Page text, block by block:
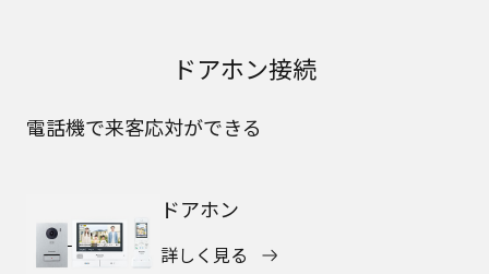
ドアホン接続
電話機で来客応対ができる
ドアホン
詳しく見る